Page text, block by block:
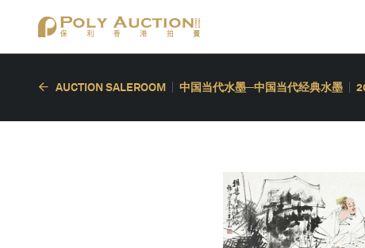
AUCTION SALEROOM 中国当代水墨─中国当代经典水墨